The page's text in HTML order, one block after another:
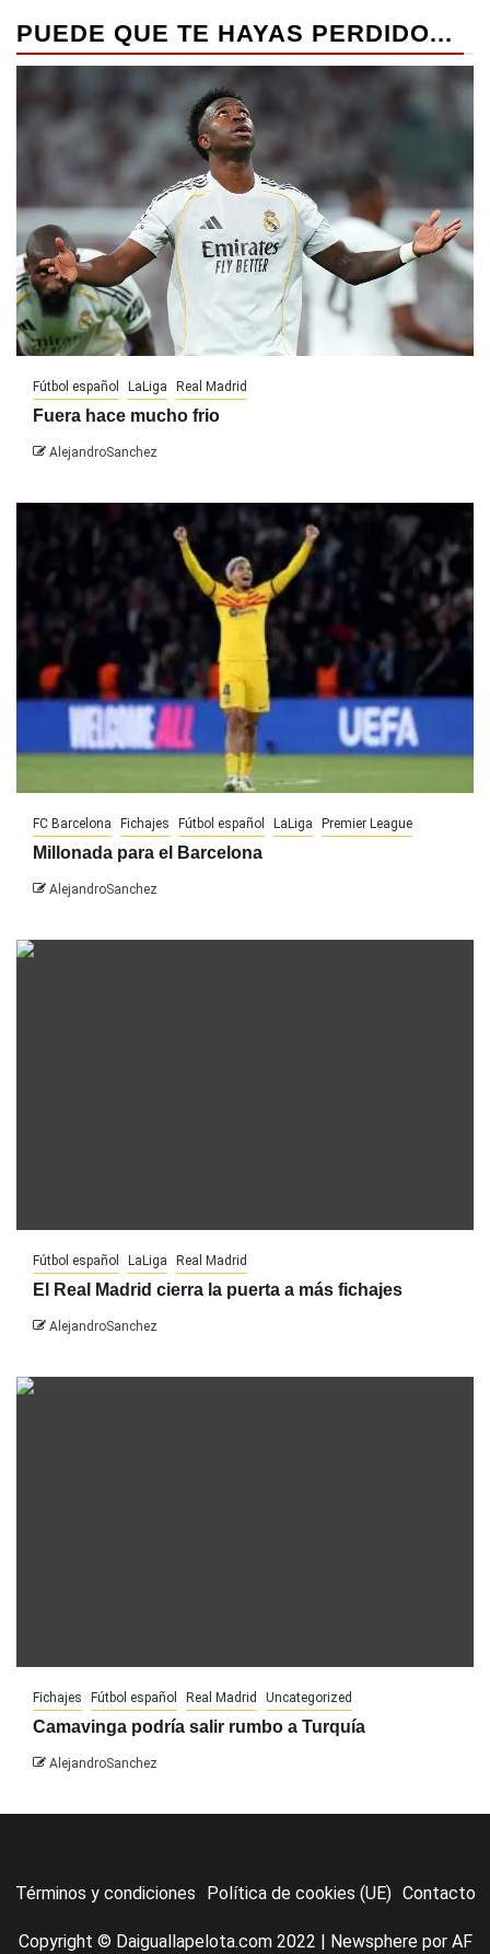
PUEDE QUE TE HAYAS PERDIDO...
Fútbol español LaLiga Real Madrid
Fuera hace mucho frio
AlejandroSanchez
FC Barcelona Fichajes Fútbol español LaLiga Premier League
Millonada para el Barcelona
AlejandroSanchez
Fútbol español LaLiga Real Madrid
El Real Madrid cierra la puerta a más fichajes
AlejandroSanchez
Fichajes Fútbol español Real Madrid Uncategorized
Camavinga podría salir rumbo a Turquía
AlejandroSanchez
Términos y condiciones Política de cookies (UE) Contacto
Copyright © Daiguallapelota.com 2022 | Newspherepor AF